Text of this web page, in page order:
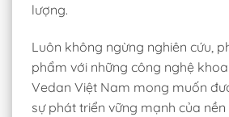
lượng.
Luôn không ngừng nghiên cứu,
phẩm với những công nghệ khoa
Vedan Việt Nam mong muốn
sự phát triển vững mạnh của